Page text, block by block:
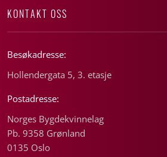
KONTAKT OSS
Besøkadresse:
Hollendergata 5, 3. etasje
Postadresse:
Norges Bygdekvinnelag
Pb. 9358 Grønland
0135 Oslo